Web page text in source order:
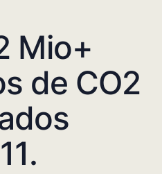
Mio+
de CO2